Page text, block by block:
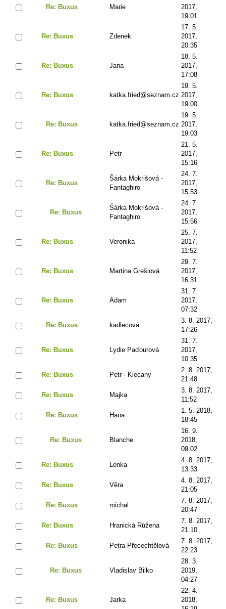
Re: Buxus Marie
2017,
19:01
Re: Buxus Zdenek
17. 5.
2017,
20:35
Re: Buxus Jana
18. 5.
2017,
17:08
Re: Buxus katka.fried@seznam.cz
19. 5.
2017,
19:00
Re: Buxus katka.fried@seznam.cz
19. 5.
2017,
19:03
Re: Buxus Petr
21. 5.
2017,
15:16
Re: Buxus
Šárka Mokrišová -
Fantaghiro
24. 7.
2017,
15:53
Re: Buxus
Šárka Mokrišová -
Fantaghiro
24. 7.
2017,
15:56
Re: Buxus Veronika
25. 7.
2017,
11:52
Re: Buxus Martina Grešlová
29. 7.
2017,
16:31
Re: Buxus Adam
31. 7.
2017,
07:32
Re: Buxus kadlecová
3. 8. 2017,
17:26
Re: Buxus Lydie Paďourová
31. 7.
2017,
10:35
Re: Buxus Petr - Klecany
2. 8. 2017,
21:48
Re: Buxus Majka
3. 8. 2017,
11:52
Re: Buxus Hana
1. 5. 2018,
18:45
Re: Buxus Blanche
16. 9.
2018,
09:02
Re: Buxus Lenka
4. 8. 2017,
13:33
Re: Buxus Věra
4. 8. 2017,
21:05
Re: Buxus michal
7. 8. 2017,
20:47
Re: Buxus Hranická Rúžena
7. 8. 2017,
21:10
Re: Buxus Petra Přecechtělová
7. 8. 2017,
22:23
Re: Buxus Vladislav Bilko
28. 3.
2019,
04:27
Re: Buxus Jarka
22. 4.
2018,